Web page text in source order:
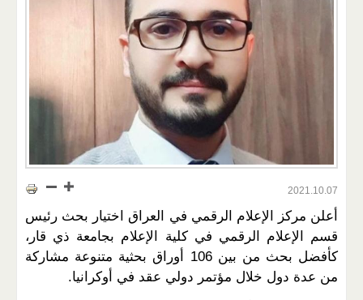
2021.10.07
أعلن مركز الإعلام الرقمي في العراق اختيار بحث رئيس
قسم الإعلام الرقمي في كلية الإعلام بجامعة ذي قار،
كأفضل بحث من بين 106 أوراق بحثية متنوعة مشاركة
من عدة دول خلال مؤتمر دولي عقد في أوكرانيا.